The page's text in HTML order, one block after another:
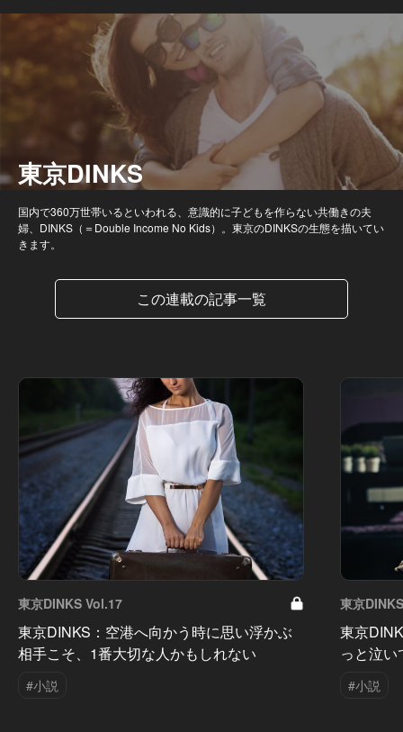
東京DINKS
国内で360万世帯いるといわれる、意識的に子どもを作らない共働きの夫
婦、DINKS（＝Double Income No Kids）。東京のDINKSの生態を描いてい
きます。
この連載の記事一覧
東京DINKS Vol.17
東京DINKS：空港へ向かう時に思い浮かぶ
相手こそ、1番大切な人かもしれない
#小説
東京
東京
っと泣
#小説